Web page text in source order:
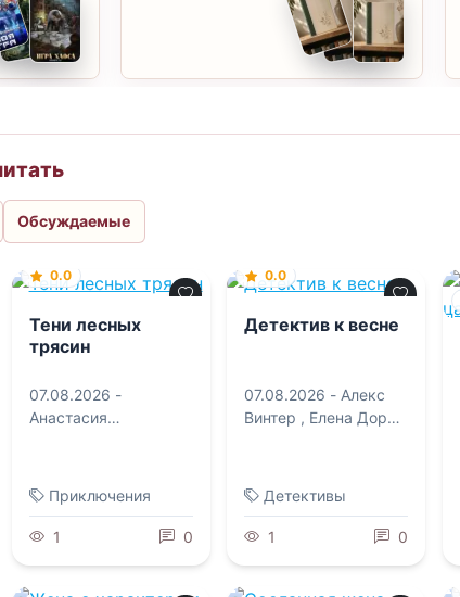
Обсуждаемые
0.0
Тени лесных
трясин
07.08.2026 -
Анастасия
Приключения
1 0
0.0
Детектив к весне
07.08.2026 - Алекс
Винтер ,
Елена Дорош
Наталия Николаевна
Антонова
Детективы
1 0